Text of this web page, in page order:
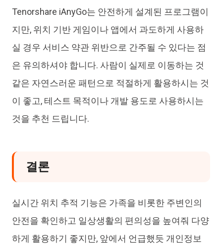
Tenorshare iAnyGo는 안전하게 설계된 프로그램이
지만, 위치 기반 게임이나 앱에서 과도하게 사용하
실 경우 서비스 약관 위반으로 간주될 수 있다는 점
은 유의하셔야 합니다. 사람이 실제로 이동하는 것
같은 자연스러운 패턴으로 적절하게 활용하시는 것
이 좋고, 테스트 목적이나 개발 용도로 사용하시는
것을 추천 드립니다.
결론
실시간 위치 추적 기능은 가족을 비롯한 주변인의
안전을 확인하고 일상생활의 편의성을 높여줘 다양
하게 활용하기 좋지만, 앞에서 언급했듯 개인정보